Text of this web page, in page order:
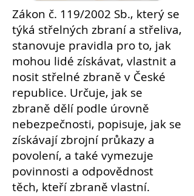
Zákon č. 119/2002 Sb., který se
týká střelných zbraní a střeliva,
stanovuje pravidla pro to, jak
mohou lidé získávat, vlastnit a
nosit střelné zbraně v České
republice. Určuje, jak se
zbraně dělí podle úrovně
nebezpečnosti, popisuje, jak se
získávají zbrojní průkazy a
povolení, a také vymezuje
povinnosti a odpovědnost
těch, kteří zbraně vlastní.